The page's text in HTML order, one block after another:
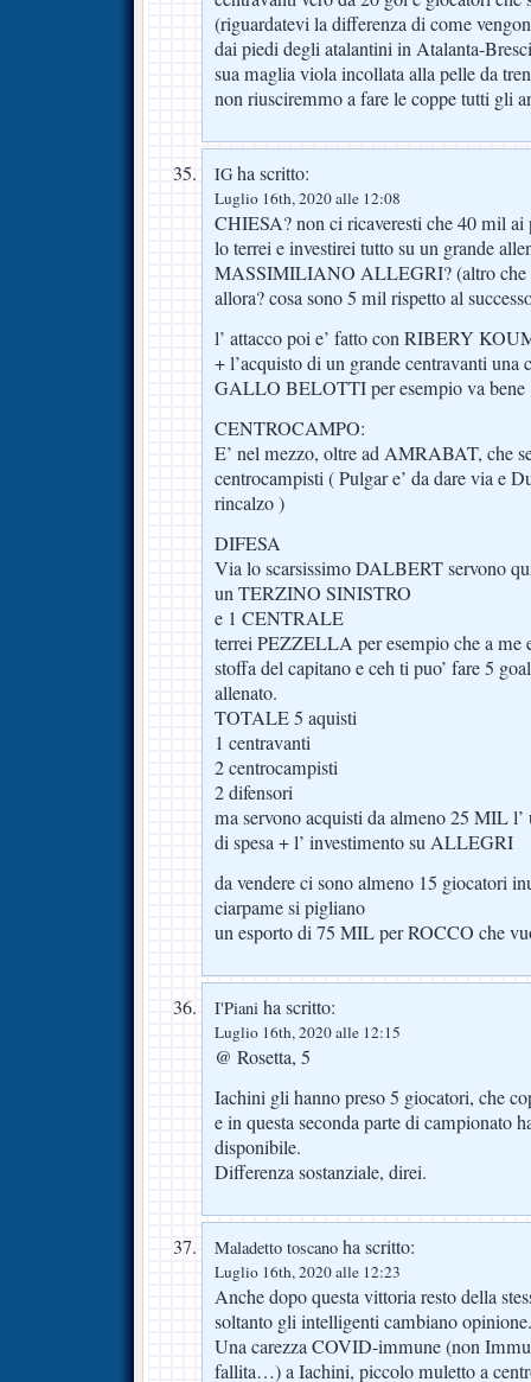
(riguardatevi la differenza di come
dai piedi degli atalantini in Atalanta-
sua maglia viola incollata alla pelle da
non riusciremmo a fare le coppe tutti gli
IG ha scritto:
Luglio 16th, 2020 alle 12:08
CHIESA? non ci ricaveresti che 40 mil
lo terrei e investirei tutto su un grande
MASSIMILIANO ALLEGRI? (altro che
allora? cosa sono 5 mil rispetto al
l’ attacco poi e’ fatto con RIBERY
+ l’acquisto di un grande centravanti una
GALLO BELOTTI per esempio va bene
CENTROCAMPO:
E’ nel mezzo, oltre ad AMRABAT, che
centrocampisti ( Pulgar e’ da dare via e
rincalzo )
DIFESA
Via lo scarsissimo DALBERT servono
un TERZINO SINISTRO
e 1 CENTRALE
terrei PEZZELLA per esempio che a me
stoffa del capitano e ceh ti puo’ fare 5
allenato.
TOTALE 5 aquisti
1 centravanti
2 centrocampisti
2 difensori
ma servono acquisti da almeno 25 MIL
di spesa + l’ investimento su ALLEGRI
da vendere ci sono almeno 15 giocatori
ciarpame si pigliano
un esporto di 75 MIL per ROCCO che
I'Piani ha scritto:
Luglio 16th, 2020 alle 12:15
@ Rosetta, 5
Iachini gli hanno preso 5 giocatori, che
e in questa seconda parte di campionato
disponibile.
Differenza sostanziale, direi.
Maladetto toscano ha scritto:
Luglio 16th, 2020 alle 12:23
Anche dopo questa vittoria resto della
soltanto gli intelligenti cambiano opinione.
Una carezza COVID-immune (non
fallita…) a Iachini, piccolo muletto a